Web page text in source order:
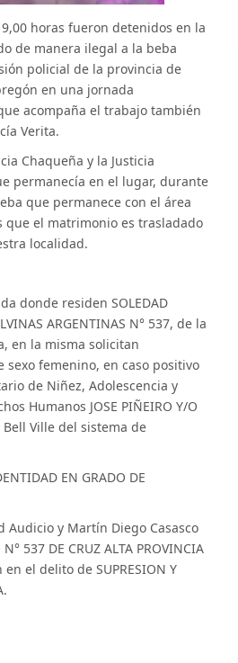
horas fueron detenidos en la
de manera ilegal a la beba
policial de la provincia de
en una jornada
acompaña el trabajo también
Verita.
Chaqueña y la Justicia
permanecía en el lugar, durante
que permanece con el área
el matrimonio es trasladado
localidad.
donde residen SOLEDAD
ARGENTINAS N° 537, de la
en la misma solicitan
sexo femenino, en caso positivo
de Niñez, Adolescencia y
Humanos JOSE PIÑEIRO Y/O
Bell Ville del sistema de
EN GRADO DE
Audicio y Martín Diego Casasco
537 DE CRUZ ALTA PROVINCIA
el delito de SUPRESION Y